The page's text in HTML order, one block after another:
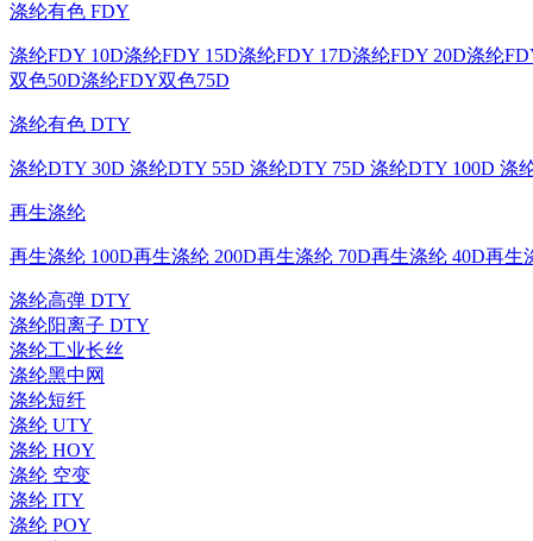
涤纶有色 FDY
涤纶FDY 10D涤纶FDY 15D涤纶FDY 17D涤纶FDY 20D涤纶
双色50D涤纶FDY双色75D
涤纶有色 DTY
涤纶DTY 30D 涤纶DTY 55D 涤纶DTY 75D 涤纶DTY 100D 涤
再生涤纶
再生涤纶 100D再生涤纶 200D再生涤纶 70D再生涤纶 40D再生
涤纶高弹 DTY
涤纶阳离子 DTY
涤纶工业长丝
涤纶黑中网
涤纶短纤
涤纶 UTY
涤纶 HOY
涤纶 空变
涤纶 ITY
涤纶 POY